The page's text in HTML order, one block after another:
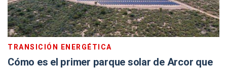
TRANSICIÓN ENERGÉTICA
Cómo es el primer parque solar de Arcor que